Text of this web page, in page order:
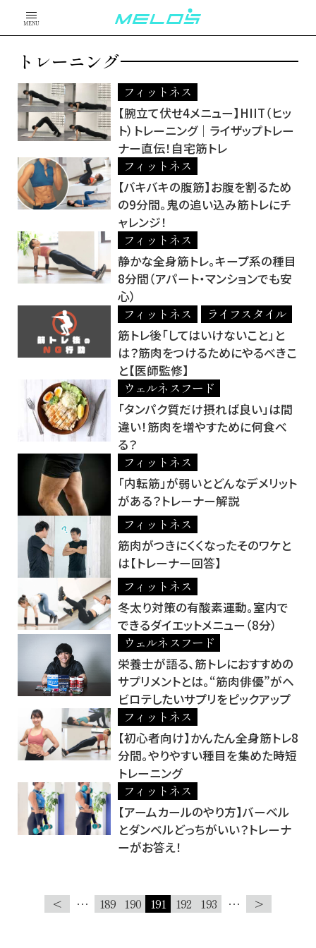
MENU
トレーニング
フィットネス
【腕立て伏せ4メニュー】HIIT（ヒッ
ト）トレーニング│ライザップトレー
ナー直伝！自宅筋トレ
フィットネス
【バキバキの腹筋】お腹を割るため
の9分間。鬼の追い込み筋トレにチ
ャレンジ！
フィットネス
静かな全身筋トレ。キープ系の種目
8分間（アパート・マンションでも安
心）
フィットネス
ライフスタイル
筋トレ後「してはいけないこと」と
は？筋肉をつけるためにやるべきこ
と【医師監修】
ウェルネスフード
「タンパク質だけ摂れば良い」は間
違い！筋肉を増やすために何食べ
る？
フィットネス
「内転筋」が弱いとどんなデメリット
がある？トレーナー解説
フィットネス
筋肉がつきにくくなったそのワケと
は【トレーナー回答】
フィットネス
冬太り対策の有酸素運動。室内で
できるダイエットメニュー（8分）
ウェルネスフード
栄養士が語る、筋トレにおすすめの
サプリメントとは。“筋肉俳優”がヘ
ビロテしたいサプリをピックアップ
フィットネス
【初心者向け】かんたん全身筋トレ8
分間。やりやすい種目を集めた時短
トレーニング
フィットネス
【アームカールのやり方】バーベル
とダンベルどっちがいい？トレーナ
ーがお答え！
< … 189 190 191 192 193 … >